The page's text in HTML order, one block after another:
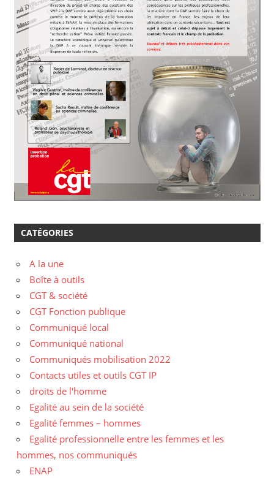
CATÉGORIES
A la une
Boîte à outils
CGT & société
CGT Fonction publique
Communiqué local
Communiqué national
Communiqués mobilisation 2022
Contacts utiles et outils CGT IP
droits de l'homme
Egalité au sein de la société
Egalité femmes – hommes
Egalité professionnelle entre les femmes et les
hommes, nos communiqués
ENAP